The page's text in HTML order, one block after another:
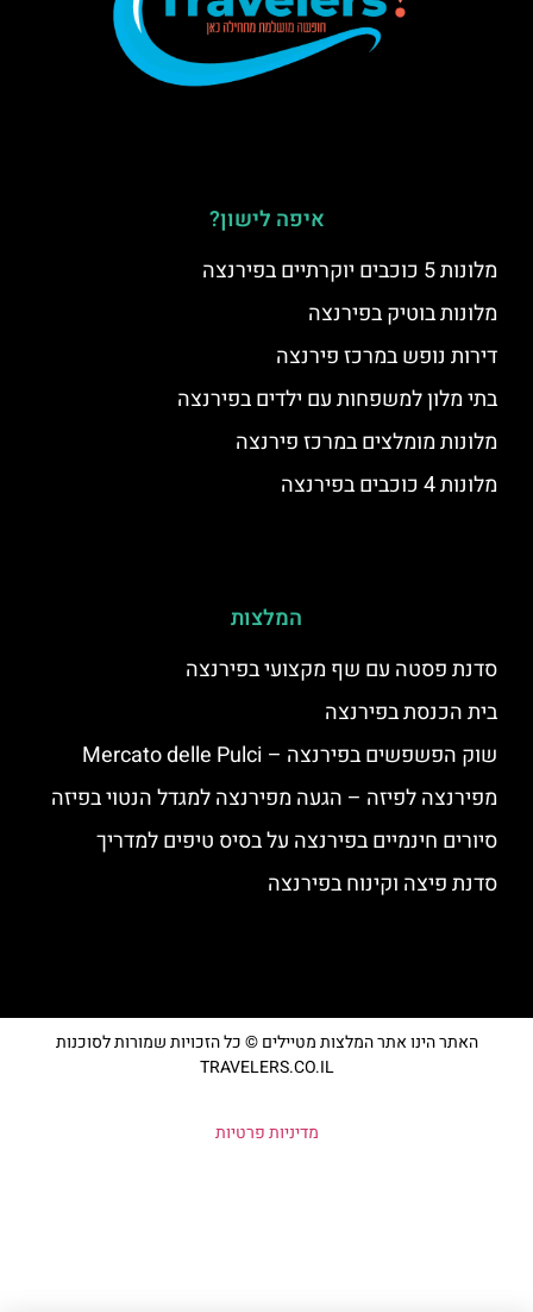
איפה לישון?
מלונות 5 כוכבים יוקרתיים בפירנצה
מלונות בוטיק בפירנצה
דירות נופש במרכז פירנצה
בתי מלון למשפחות עם ילדים בפירנצה
מלונות מומלצים במרכז פירנצה
מלונות 4 כוכבים בפירנצה
המלצות
סדנת פסטה עם שף מקצועי בפירנצה
בית הכנסת בפירנצה
שוק הפשפשים בפירנצה – Mercato delle Pulci
מפירנצה לפיזה – הגעה מפירנצה למגדל הנטוי בפיזה
סיורים חינמיים בפירנצה על בסיס טיפים למדריך
סדנת פיצה וקינוח בפירנצה
האתר הינו אתר המלצות מטיילים © כל הזכויות שמורות לסוכנות
TRAVELERS.CO.IL
מדיניות פרטיות